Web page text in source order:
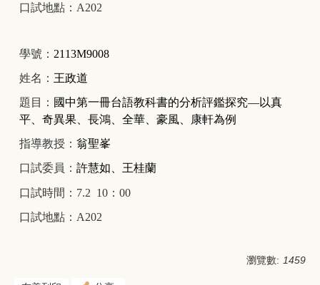
口試地點：A202
學號： 2113M9008
姓名： 王政道
題目： 國中第一冊台語教科書的分析評鑑探究—以真
平、奇異果、長鴻、全華、豪風、康軒為例
指導教授： 翁聖峯
口試委員： 許慧如、王桂蘭
口試時間：7.2 10：00
口試地點：A202
瀏覽數: 1459